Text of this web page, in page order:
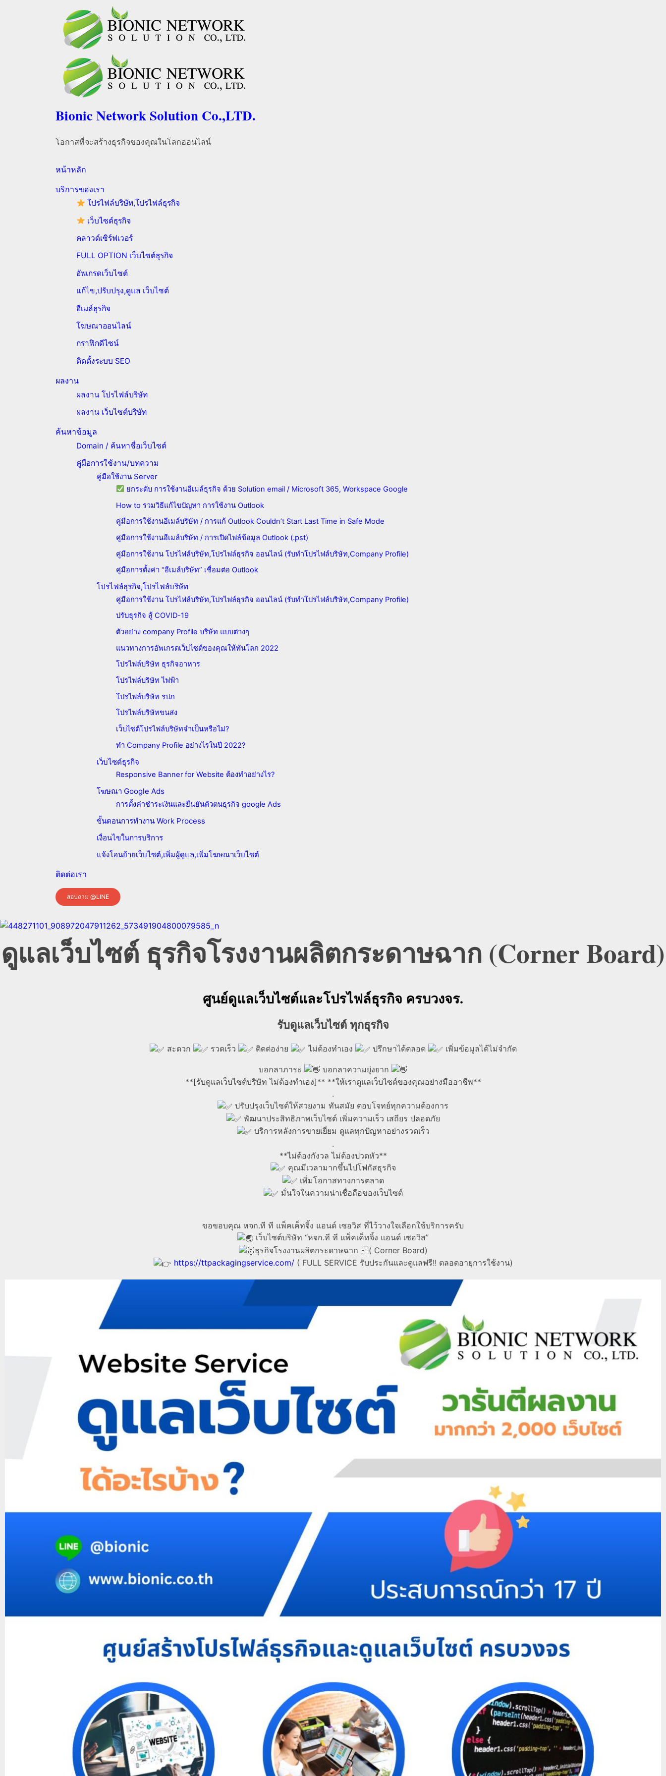
Bionic Network Solution Co.,LTD.
โอกาสที่จะสร้างธุรกิจของคุณในโลกออนไลน์
หน้าหลัก
บริการของเรา
โปรไฟล์บริษัท,โปรไฟล์ธุรกิจ
เว็บไซต์ธุรกิจ
คลาวด์เซิร์ฟเวอร์
FULL OPTION เว็บไซต์ธุรกิจ
อัพเกรดเว็บไซต์
แก้ไข,ปรับปรุง,ดูแล เว็บไซต์
อีเมล์ธุรกิจ
โฆษณาออนไลน์
กราฟิกดีไซน์
ติดตั้งระบบ SEO
ผลงาน
ผลงาน โปรไฟล์บริษัท
ผลงาน เว็บไซต์บริษัท
ค้นหาข้อมูล
Domain / ค้นหาชื่อเว็บไซต์
คู่มือการใช้งาน/บทความ
คู่มือใช้งาน Server
ยกระดับ การใช้งานอีเมล์ธุรกิจ ด้วย Solution email / Microsoft 365, Workspace Google
How to รวมวิธีแก้ไขปัญหา การใช้งาน Outlook
คู่มือการใช้งานอีเมล์บริษัท / การแก้ Outlook Couldn’t Start Last Time in Safe Mode
คู่มือการใช้งานอีเมล์บริษัท / การเปิดไฟล์ข้อมูล Outlook (.pst)
คู่มือการใช้งาน โปรไฟล์บริษัท,โปรไฟล์ธุรกิจ ออนไลน์ (รับทำโปรไฟล์บริษัท,Company Profile)
คู่มือการตั้งค่า “อีเมล์บริษัท” เชื่อมต่อ Outlook
โปรไฟล์ธุรกิจ,โปรไฟล์บริษัท
คู่มือการใช้งาน โปรไฟล์บริษัท,โปรไฟล์ธุรกิจ ออนไลน์ (รับทำโปรไฟล์บริษัท,Company Profile)
ปรับธุรกิจ สู้ COVID-19
ตัวอย่าง company Profile บริษัท แบบต่างๆ
แนวทางการอัพเกรดเว็บไซต์ของคุณให้ทันโลก 2022
โปรไฟล์บริษัท ธุรกิจอาหาร
โปรไฟล์บริษัท ไฟฟ้า
โปรไฟล์บริษัท รปภ
โปรไฟล์บริษัทขนส่ง
เว็บไซต์โปรไฟล์บริษัทจำเป็นหรือไม่?
ทำ Company Profile อย่างไรในปี 2022?
เว็บไซต์ธุรกิจ
Responsive Banner for Website ต้องทำอย่างไร?
โฆษณา Google Ads
การตั้งค่าชำระเงินและยืนยันตัวตนธุรกิจ google Ads
ขั้นตอนการทำงาน Work Process
เงื่อนไขในการบริการ
แจ้งโอนย้ายเว็บไซต์,เพิ่มผู้ดูแล,เพิ่มโฆษณาเว็บไซต์
ติดต่อเรา
สอบถาม @LINE
ดูแลเว็บไซต์ ธุรกิจโรงงานผลิตกระดาษฉาก (Corner Board)
ศูนย์ดูแลเว็บไซต์และโปรไฟล์ธุรกิจ ครบวงจร.
รับดูแลเว็บไซต์ ทุกธุรกิจ
สะดวก รวดเร็ว ติดต่อง่าย ไม่ต้องทำเอง ปรึกษาได้ตลอด เพิ่มข้อมูลได้ไม่จำกัด
บอกลาภาระ
บอกลาความยุ่งยาก
**[รับดูแลเว็บไซต์บริษัท ไม่ต้องทำเอง]** **ให้เราดูแลเว็บไซต์ของคุณอย่างมืออาชีพ**
.
ปรับปรุงเว็บไซต์ให้สวยงาม ทันสมัย ตอบโจทย์ทุกความต้องการ
พัฒนาประสิทธิภาพเว็บไซต์ เพิ่มความเร็ว เสถียร ปลอดภัย
บริการหลังการขายเยี่ยม ดูแลทุกปัญหาอย่างรวดเร็ว
.
**ไม่ต้องกังวล ไม่ต้องปวดหัว**
คุณมีเวลามากขึ้นไปโฟกัสธุรกิจ
เพิ่มโอกาสทางการตลาด
มั่นใจในความน่าเชื่อถือของเว็บไซต์
ขอขอบคุณ หจก.ที ที แพ็คเค็ทจิ้ง แอนด์ เซอวิส ที่ไว้วางใจเลือกใช้บริการครับ
เว็บไซต์บริษัท “หจก.ที ที แพ็คเค็ทจิ้ง แอนด์ เซอวิส”
ธุรกิจโรงงานผลิตกระดาษฉาก ( Corner Board)
https://ttpackagingservice.com/( FULL SERVICE รับประกันและดูแลฟรี!! ตลอดอายุการใช้งาน)